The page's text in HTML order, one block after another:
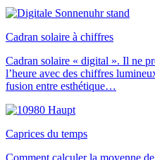
Cadran solaire à chiffres
Cadran solaire « digital ». Il ne
l’heure avec des chiffres
fusion entre esthétique…
Caprices du temps
Comment calculer la moyenne